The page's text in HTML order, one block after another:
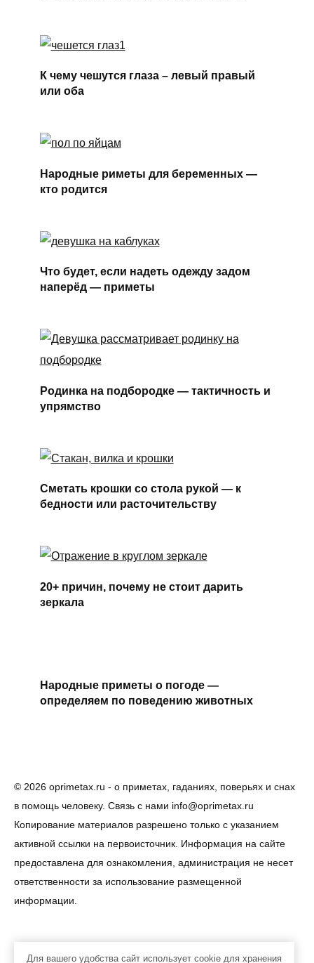
К чему чешутся глаза – левый правый
или оба
Народные риметы для беременных —
кто родится
Что будет, если надеть одежду задом
наперёд — приметы
Родинка на подбородке — тактичность и
упрямство
Сметать крошки со стола рукой — к
бедности или расточительству
20+ причин, почему не стоит дарить
зеркала
Народные приметы о погоде —
определяем по поведению животных
© 2026 oprimetax.ru - о приметах, гаданиях, поверьях и снах
в помощь человеку. Связь с нами info@oprimetax.ru
Копирование материалов разрешено только с указанием
активной ссылки на первоисточник. Информация на сайте
предоставлена для ознакомления, администрация не несет
ответственности за использование размещенной
информации.
Для вашего удобства сайт использует cookie для хранения